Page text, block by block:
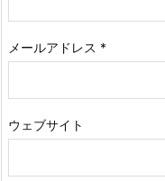
メールアドレス *
ウェブサイト